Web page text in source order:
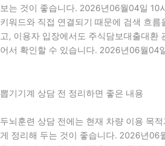
보는 것이 좋습니다. 2026년06월04일 10
키워드와 직접 연결되기 때문에 검색 흐름
고, 이용자 입장에서도 주식담보대출대환
어서 확인할 수 있습니다. 2026년06월04
뽑기기계 상담 전 정리하면 좋은 내용
두뇌훈련 상담 전에는 현재 차량 이용 목
게 정리해 두는 것이 좋습니다. 2026년06